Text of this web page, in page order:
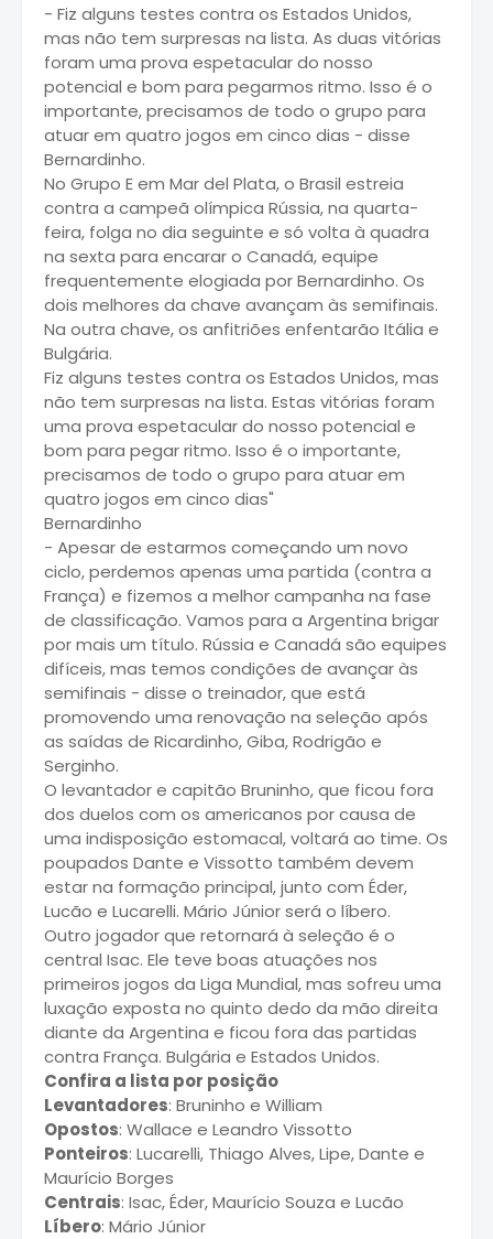
- Fiz alguns testes contra os Estados Unidos,
mas não tem surpresas na lista. As duas vitórias
foram uma prova espetacular do nosso
potencial e bom para pegarmos ritmo. Isso é o
importante, precisamos de todo o grupo para
atuar em quatro jogos em cinco dias - disse
Bernardinho.
No Grupo E em Mar del Plata, o Brasil estreia
contra a campeã olímpica Rússia, na quarta-
feira, folga no dia seguinte e só volta à quadra
na sexta para encarar o Canadá, equipe
frequentemente elogiada por Bernardinho. Os
dois melhores da chave avançam às semifinais.
Na outra chave, os anfitriões enfentarão Itália e
Bulgária.
Fiz alguns testes contra os Estados Unidos, mas
não tem surpresas na lista. Estas vitórias foram
uma prova espetacular do nosso potencial e
bom para pegar ritmo. Isso é o importante,
precisamos de todo o grupo para atuar em
quatro jogos em cinco dias"
Bernardinho
- Apesar de estarmos começando um novo
ciclo, perdemos apenas uma partida (contra a
França) e fizemos a melhor campanha na fase
de classificação. Vamos para a Argentina brigar
por mais um título. Rússia e Canadá são equipes
difíceis, mas temos condições de avançar às
semifinais - disse o treinador, que está
promovendo uma renovação na seleção após
as saídas de Ricardinho, Giba, Rodrigão e
Serginho.
O levantador e capitão Bruninho, que ficou fora
dos duelos com os americanos por causa de
uma indisposição estomacal, voltará ao time. Os
poupados Dante e Vissotto também devem
estar na formação principal, junto com Éder,
Lucão e Lucarelli. Mário Júnior será o líbero.
Outro jogador que retornará à seleção é o
central Isac. Ele teve boas atuações nos
primeiros jogos da Liga Mundial, mas sofreu uma
luxação exposta no quinto dedo da mão direita
diante da Argentina e ficou fora das partidas
contra França. Bulgária e Estados Unidos.
Confira a lista por posição
Levantadores: Bruninho e William
Opostos: Wallace e Leandro Vissotto
Ponteiros: Lucarelli, Thiago Alves, Lipe, Dante e
Maurício Borges
Centrais: Isac, Éder, Maurício Souza e Lucão
Líbero: Mário Júnior